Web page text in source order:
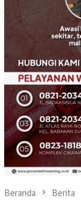
Beranda Berita